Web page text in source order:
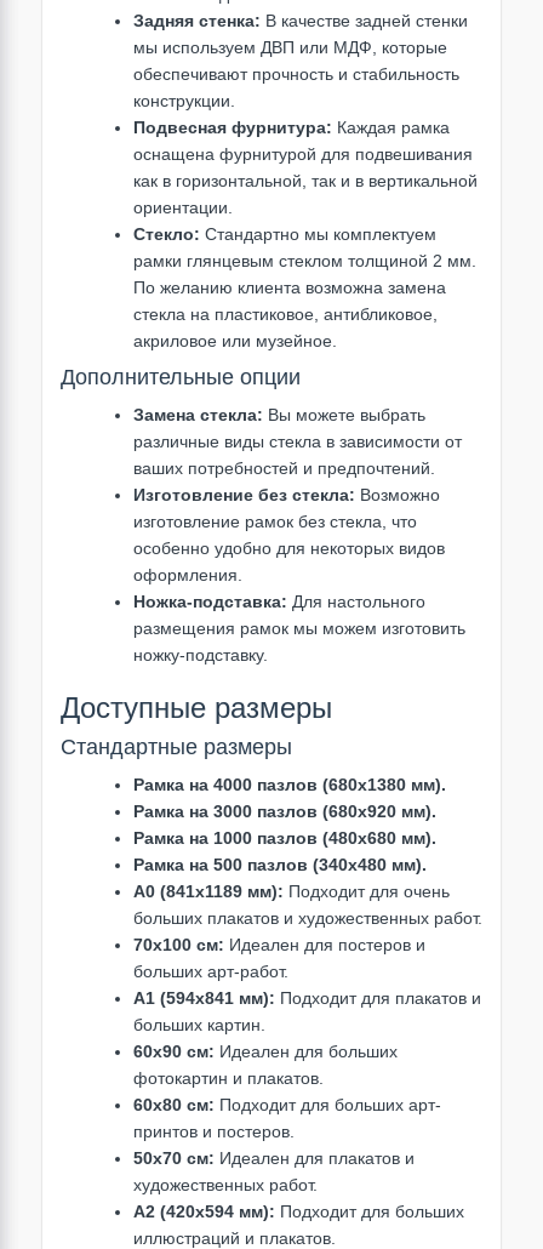
Задняя стенка: В качестве задней стенки
мы используем ДВП или МДФ, которые
обеспечивают прочность и стабильность
конструкции.
Подвесная фурнитура: Каждая рамка
оснащена фурнитурой для подвешивания
как в горизонтальной, так и в вертикальной
ориентации.
Стекло: Стандартно мы комплектуем
рамки глянцевым стеклом толщиной 2 мм.
По желанию клиента возможна замена
стекла на пластиковое, антибликовое,
акриловое или музейное.
Дополнительные опции
Замена стекла: Вы можете выбрать
различные виды стекла в зависимости от
ваших потребностей и предпочтений.
Изготовление без стекла: Возможно
изготовление рамок без стекла, что
особенно удобно для некоторых видов
оформления.
Ножка-подставка: Для настольного
размещения рамок мы можем изготовить
ножку-подставку.
Доступные размеры
Стандартные размеры
Рамка на 4000 пазлов (680х1380 мм).
Рамка на 3000 пазлов (680х920 мм).
Рамка на 1000 пазлов (480х680 мм).
Рамка на 500 пазлов (340х480 мм).
A0 (841x1189 мм): Подходит для очень
больших плакатов и художественных работ.
70x100 см: Идеален для постеров и
больших арт-работ.
A1 (594x841 мм): Подходит для плакатов и
больших картин.
60x90 см: Идеален для больших
фотокартин и плакатов.
60x80 см: Подходит для больших арт-
принтов и постеров.
50x70 см: Идеален для плакатов и
художественных работ.
A2 (420x594 мм): Подходит для больших
иллюстраций и плакатов.